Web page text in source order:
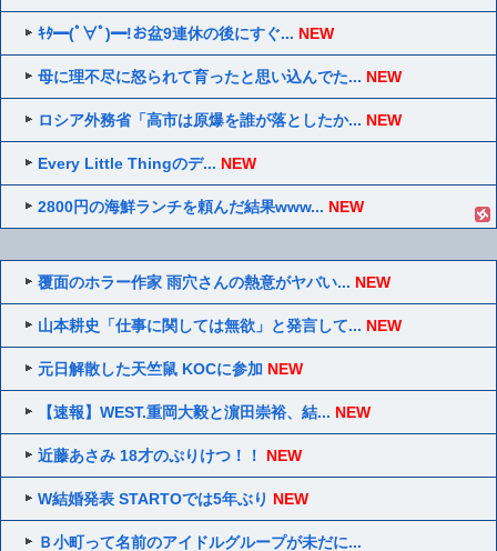
ｷﾀ━(ﾟ∀ﾟ)━!お盆9連休の後にすぐ... NEW
母に理不尽に怒られて育ったと思い込んでた... NEW
ロシア外務省「高市は原爆を誰が落としたか... NEW
Every Little Thingのデ... NEW
2800円の海鮮ランチを頼んだ結果www... NEW
覆面のホラー作家 雨穴さんの熱意がヤバい... NEW
山本耕史「仕事に関しては無欲」と発言して... NEW
元日解散した天竺鼠 KOCに参加 NEW
【速報】WEST.重岡大毅と濵田崇裕、結... NEW
近藤あさみ 18才のぷりけつ！！ NEW
W結婚発表 STARTOでは5年ぶり NEW
Ｂ小町って名前のアイドルグループが未だに...